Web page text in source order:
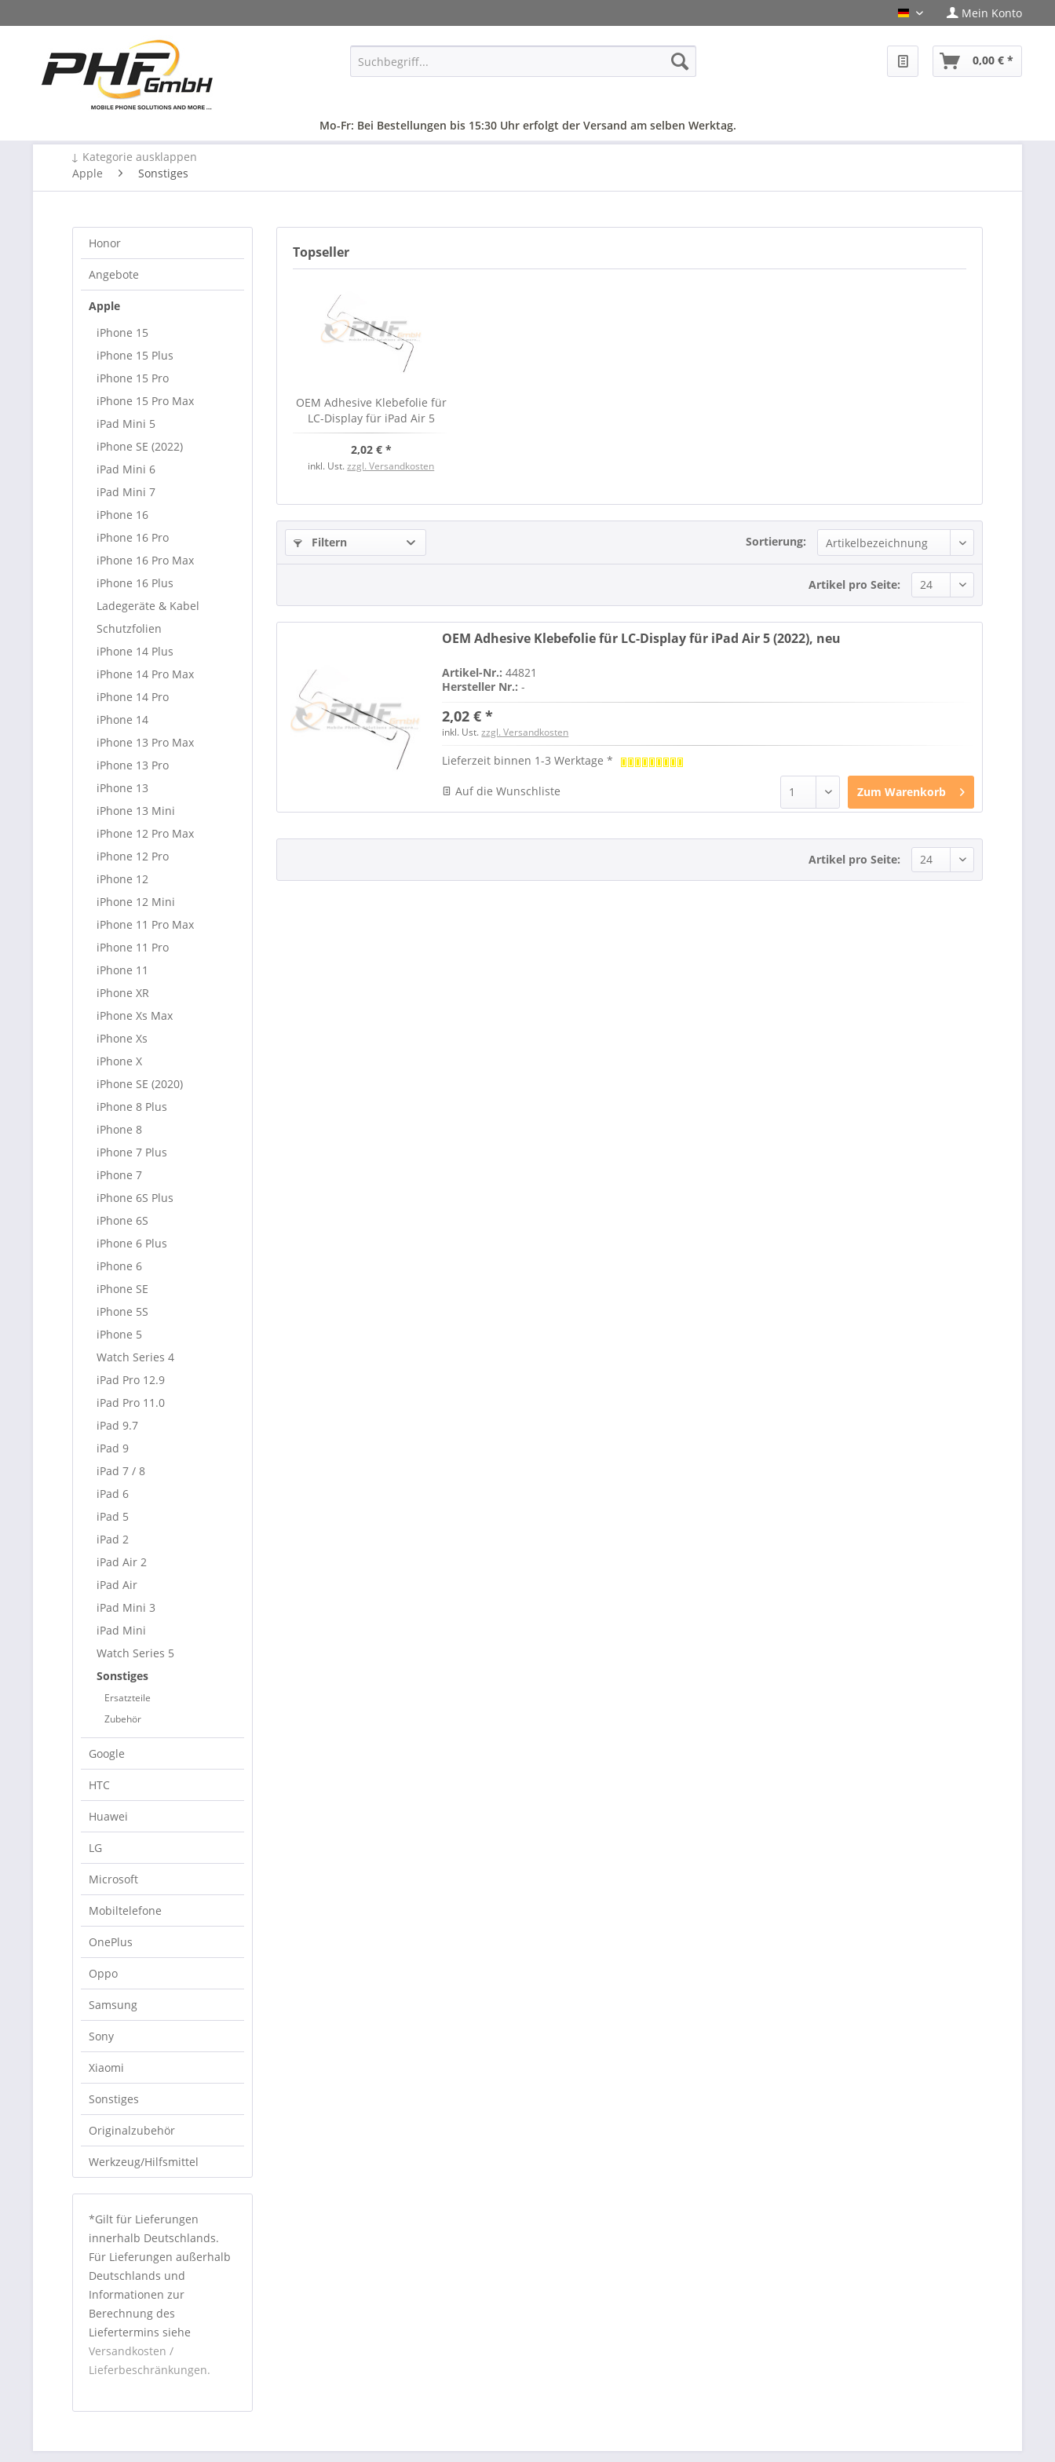
PHF-Shop Deutsch
Mein Konto
0,00 € *
Mo-Fr: Bei Bestellungen bis 15:30 Uhr erfolgt der Versand am selben Werktag.
↓ Kategorie ausklappen
Apple
Sonstiges
Honor
Angebote
Apple
iPhone 15
iPhone 15 Plus
iPhone 15 Pro
iPhone 15 Pro Max
iPad Mini 5
iPhone SE (2022)
iPad Mini 6
iPad Mini 7
iPhone 16
iPhone 16 Pro
iPhone 16 Pro Max
iPhone 16 Plus
Ladegeräte & Kabel
Schutzfolien
iPhone 14 Plus
iPhone 14 Pro Max
iPhone 14 Pro
iPhone 14
iPhone 13 Pro Max
iPhone 13 Pro
iPhone 13
iPhone 13 Mini
iPhone 12 Pro Max
iPhone 12 Pro
iPhone 12
iPhone 12 Mini
iPhone 11 Pro Max
iPhone 11 Pro
iPhone 11
iPhone XR
iPhone Xs Max
iPhone Xs
iPhone X
iPhone SE (2020)
iPhone 8 Plus
iPhone 8
iPhone 7 Plus
iPhone 7
iPhone 6S Plus
iPhone 6S
iPhone 6 Plus
iPhone 6
iPhone SE
iPhone 5S
iPhone 5
Watch Series 4
iPad Pro 12.9
iPad Pro 11.0
iPad 9.7
iPad 9
iPad 7 / 8
iPad 6
iPad 5
iPad 2
iPad Air 2
iPad Air
iPad Mini 3
iPad Mini
Watch Series 5
Sonstiges
Ersatzteile
Zubehör
Google
HTC
Huawei
LG
Microsoft
Mobiltelefone
OnePlus
Oppo
Samsung
Sony
Xiaomi
Sonstiges
Originalzubehör
Werkzeug/Hilfsmittel
*Gilt für Lieferungen
innerhalb Deutschlands.
Für Lieferungen außerhalb
Deutschlands und
Informationen zur
Berechnung des
Liefertermins siehe
Versandkosten /
Lieferbeschränkungen.
Topseller
OEM Adhesive Klebefolie für
LC-Display für iPad Air 5
(2022), neu
2,02 € *
inkl. Ust.zzgl. Versandkosten
Filtern Sortierung:
Artikel pro Seite:
OEM Adhesive Klebefolie für LC-Display für iPad Air 5 (2022), neu
Artikel-Nr.:44821
Hersteller Nr.:-
2,02 € *
inkl. Ust.zzgl. Versandkosten
Lieferzeit binnen 1-3 Werktage *
Zum Warenkorb
Auf die Wunschliste
Artikel pro Seite: